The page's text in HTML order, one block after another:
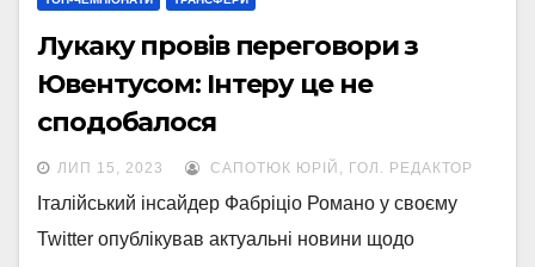
Лукаку провів переговори з
Ювентусом: Інтеру це не
сподобалося
ЛИП 15, 2023 САПОТЮК ЮРІЙ, ГОЛ. РЕДАКТОР
Італійський інсайдер Фабріціо Романо у своєму
Twitter опублікував актуальні новини щодо